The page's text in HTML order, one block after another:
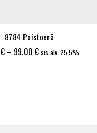
8784 Poistoerä
€ – 99.00 €Hintaluokka:
sis alv. 25,5%